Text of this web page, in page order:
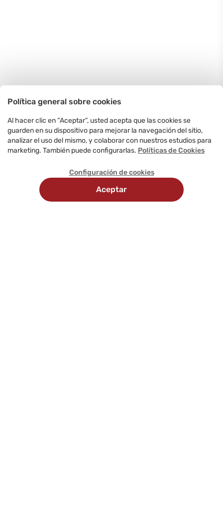
Política general sobre cookies
Al hacer clic en “Aceptar”, usted acepta que las cookies se
guarden en su dispositivo para mejorar la navegación del sitio,
analizar el uso del mismo, y colaborar con nuestros estudios para
marketing. También puede configurarlas. Políticas de Cookies
Configuración de cookies
Aceptar